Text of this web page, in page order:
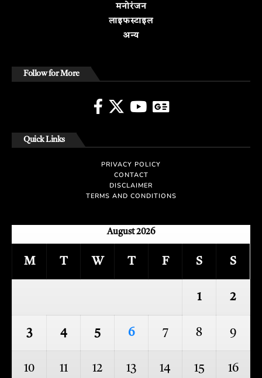
मनोरंजन
लाइफस्टाइल
अन्य
Follow for More
Quick Links
PRIVACY POLICY
CONTACT
DISCLAIMER
TERMS AND CONDITIONS
August 2026
M T W T F S S
1 2
3 4 5 6 7 8 9
10 11 12 13 14 15 16